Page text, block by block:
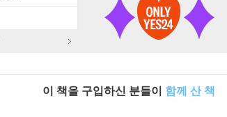
이 책을 구입하신 분들이 함께 산 책